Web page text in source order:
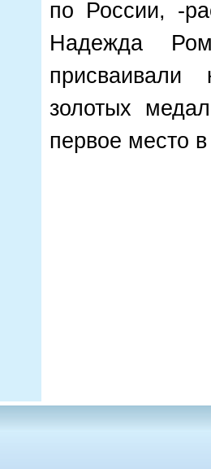
по России, -
Надежда
золотых
первое место